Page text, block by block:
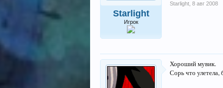
Starlight
Игрок
Starlight 8 авг 2008
Хороший мувик.
Сорь что